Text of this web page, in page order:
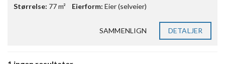
Størrelse: 77 m² Eierform: Eier (selveier)
SAMMENLIGN DETALJER